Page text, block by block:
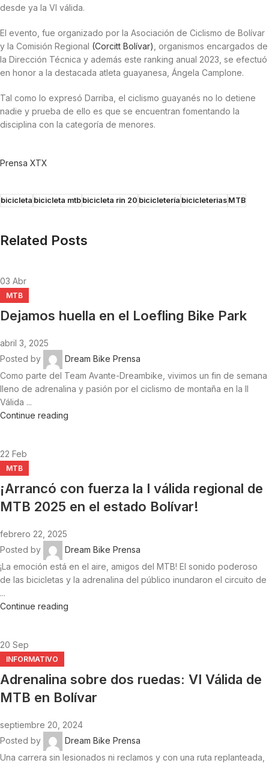
desde ya la VI válida.
El evento, fue organizado por la Asociación de Ciclismo de Bolívar
y la Comisión Regional (Corcitt Bolívar) , organismos encargados de
la Dirección Técnica y además este ranking anual 2023, se efectuó
en honor a la destacada atleta guayanesa, Ángela Camplone.
Tal como lo expresó Darriba, el ciclismo guayanés no lo detiene
nadie y prueba de ello es que se encuentran fomentando la
disciplina con la categoría de menores.
Prensa XTX
bicicleta bicicleta mtbbicicleta rin 20 bicicletería bicicleteriasMTB
Related Posts
03 Abr
MTB
Dejamos huella en el Loefling Bike Park
abril 3, 2025
Posted by
Dream Bike Prensa
Como parte del Team Avante-Dreambike, vivimos un fin de semana
lleno de adrenalina y pasión por el ciclismo de montaña en la II
Válida ...
Continue reading
22 Feb
MTB
¡Arrancó con fuerza la I válida regional de
MTB 2025 en el estado Bolívar!
febrero 22, 2025
Posted by
Dream Bike Prensa
¡La emoción está en el aire, amigos del MTB! El sonido poderoso
de las bicicletas y la adrenalina del público inundaron el circuito de
...
Continue reading
20 Sep
INFORMATIVO
Adrenalina sobre dos ruedas: VI Válida de
MTB en Bolívar
septiembre 20, 2024
Posted by
Dream Bike Prensa
Una carrera sin lesionados ni reclamos y con una ruta replanteada,